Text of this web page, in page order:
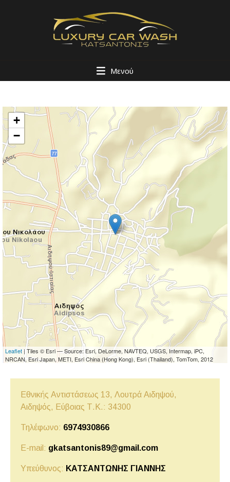
Μενού
+
−
Leaflet | Tiles © Esri — Source: Esri, DeLorme, NAVTEQ, USGS, Intermap, iPC,
NRCAN, Esri Japan, METI, Esri China (Hong Kong), Esri (Thailand), TomTom, 2012
Εθνικής Αντιστάσεως 13, Λουτρά Αιδηψού,
Αιδηψός, Εύβοιας Τ.Κ.: 34300
Τηλέφωνο: 6974930866
E-mail: gkatsantonis89@gmail.com
Υπεύθυνος: ΚΑΤΣΑΝΤΩΝΗΣ ΓΙΑΝΝΗΣ